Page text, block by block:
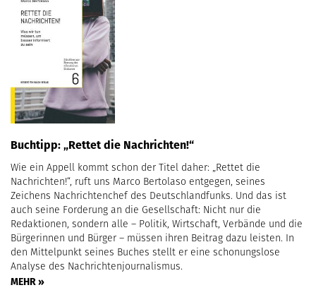
Buchtipp: „Rettet die Nachrichten!“
Wie ein Appell kommt schon der Titel daher: „Rettet die
Nachrichten!“, ruft uns Marco Bertolaso entgegen, seines
Zeichens Nachrichtenchef des Deutschlandfunks. Und das ist
auch seine Forderung an die Gesellschaft: Nicht nur die
Redaktionen, sondern alle – Politik, Wirtschaft, Verbände und die
Bürgerinnen und Bürger – müssen ihren Beitrag dazu leisten. In
den Mittelpunkt seines Buches stellt er eine schonungslose
Analyse des Nachrichtenjournalismus.
MEHR »